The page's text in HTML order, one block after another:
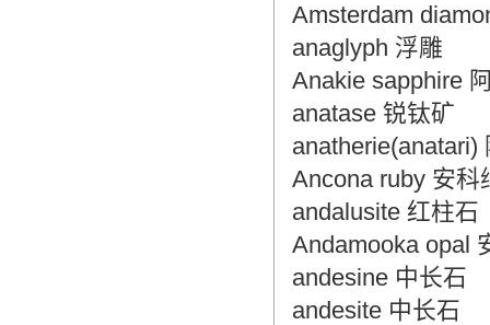
Amsterdam
anaglyph 浮雕
Anakie sapphire
anatase 锐钛矿
anatherie(anatari)
Ancona ruby 安科
andalusite 红柱石
Andamooka opal
andesine 中长石
andesite 中长石